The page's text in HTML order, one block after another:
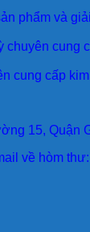
phẩm và
chuyên cung
cung cấp
15, Quận
về hòm